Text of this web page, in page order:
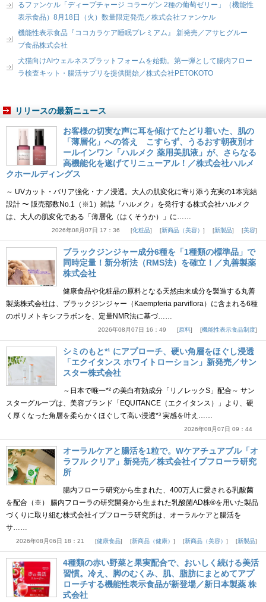
るファンケル「ディープチャージ コラーゲン 2種の葡萄ゼリー」（機能性
表示食品）8月18日（火）数量限定発売／株式会社ファンケル
機能性表示食品『ココカラケア睡眠プレミアム』 新発売／アサヒグルー
プ食品株式会社
犬猫向けAIウェルネスプラットフォームを始動。第一弾として腸内フロー
ラ検査キット・腸活サプリを提供開始／株式会社PETOKOTO
リリースの最新ニュース
お客様の切実な声に耳を傾けてたどり着いた、肌の
「薄層化」への答え こすらず、うるおす朝夜別オ
ールインワン「ハルメク 薬用美肌液」が、さらなる
高機能化を遂げてリニューアル！／株式会社ハルメ
クホールディングス
～ UVカット・バリア強化・ナノ浸透。大人の肌変化に寄り添う充実の1本完結
設計 〜 販売部数No.1（※1）雑誌『ハルメク』を発行する株式会社ハルメク
は、大人の肌変化である「薄層化（はくそうか）」に……
2026年08月07日 17：36 化粧品 新商品（美容） 新製品 美容
ブラックジンジャー成分6種を「1種類の標準品」で
同時定量！新分析法（RMS法）を確立！／丸善製薬
株式会社
健康食品や化粧品の原料となる天然由来成分を製造する丸善
製薬株式会社は、ブラックジンジャー（Kaempferia parviflora）に含まれる6種
のポリメトキシフラボンを、定量NMR法に基づ……
2026年08月07日 16：49 原料 機能性表示食品制度
シミのもと*¹ にアプローチ、硬い角層をほぐし浸透
「エクイタンス ホワイトローション」新発売／サン
スター株式会社
～日本で唯一*² の美白有効成分「リノレックS」配合～ サン
スターグループは、美容ブランド「EQUITANCE（エクイタンス）」より、硬
く厚くなった角層を柔らかくほぐして高い浸透*³ 実感を叶え……
2026年08月07日 09：44
オーラルケアと腸活を1粒で。Wケアチュアブル「オ
ラフル クリア」新発売／株式会社イブフローラ研究
所
腸内フローラ研究から生まれた、400万人に愛される乳酸菌
を配合（※） 腸内フローラの研究開発から生まれた乳酸菌AD株®を用いた製品
づくりに取り組む株式会社イブフローラ研究所は、オーラルケアと腸活を
サ……
2026年08月06日 18：21 健康食品 新商品（健康） 新商品（美容） 新製品
4種類の赤い野菜と果実配合で、おいしく続ける美活
習慣。冷え、脚のむくみ、肌、脂肪にまとめてアプ
ローチする機能性表示食品が新登場／新日本製薬 株
式会社